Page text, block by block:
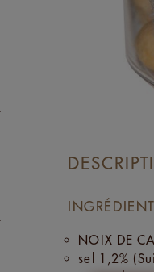
NOIX DE
sel 1,2%